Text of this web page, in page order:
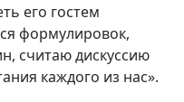
его гостем
формулировок,
считаю дискуссию
каждого из нас».